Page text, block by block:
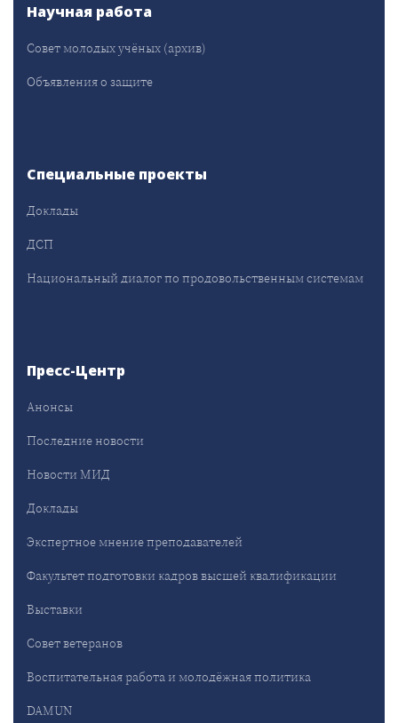
Научная работа
Совет молодых учёных (архив)
Объявления о защите
Специальные проекты
Доклады
ДСП
Национальный диалог по продовольственным системам
Пресс-Центр
Анонсы
Последние новости
Новости МИД
Доклады
Экспертное мнение преподавателей
Факультет подготовки кадров высшей квалификации
Выставки
Совет ветеранов
Воспитательная работа и молодёжная политика
DAMUN